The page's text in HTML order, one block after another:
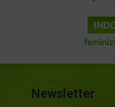
Newsletter